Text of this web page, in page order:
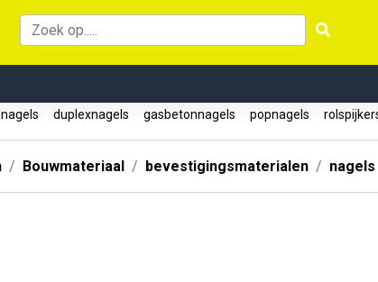
duplexnagels gasbetonnagels popnagels
Bouwmateriaal bevestigingsmaterialen nagels